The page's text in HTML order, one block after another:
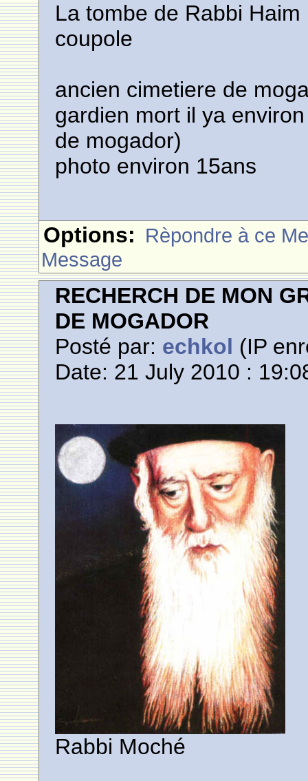
La tombe de Rabbi
coupole
ancien cimetiere de
gardien mort il ya
de mogador)
photo environ 15ans
Options: Rèpondre à ce
Message
RECHERCH DE MON
DE MOGADOR
Posté par: echkol (IP
Date: 21 July 2010 :
Rabbi Moché